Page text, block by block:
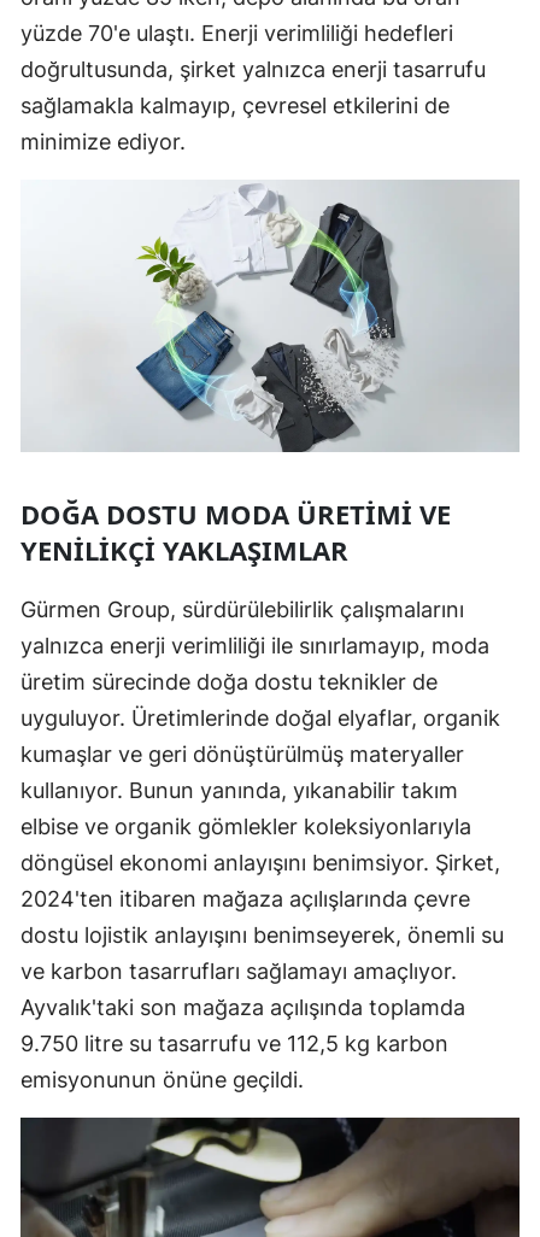
yüzde 70'e ulaştı. Enerji verimliliği hedefleri
doğrultusunda, şirket yalnızca enerji tasarrufu
sağlamakla kalmayıp, çevresel etkilerini de
minimize ediyor.
DOĞA DOSTU MODA ÜRETIMI VE
YENILIKÇI YAKLAŞIMLAR
Gürmen Group, sürdürülebilirlik çalışmalarını
yalnızca enerji verimliliği ile sınırlamayıp, moda
üretim sürecinde doğa dostu teknikler de
uyguluyor. Üretimlerinde doğal elyaflar, organik
kumaşlar ve geri dönüştürülmüş materyaller
kullanıyor. Bunun yanında, yıkanabilir takım
elbise ve organik gömlekler koleksiyonlarıyla
döngüsel ekonomi anlayışını benimsiyor. Şirket,
2024'ten itibaren mağaza açılışlarında çevre
dostu lojistik anlayışını benimseyerek, önemli su
ve karbon tasarrufları sağlamayı amaçlıyor.
Ayvalık'taki son mağaza açılışında toplamda
9.750 litre su tasarrufu ve 112,5 kg karbon
emisyonunun önüne geçildi.